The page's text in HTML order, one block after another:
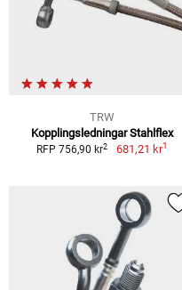
TRW
Kopplingsledningar Stahlflex
RFP 756,90 kr2 681,21 kr1